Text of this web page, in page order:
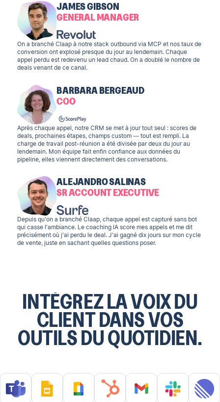
JAMES GIBSON
GENERAL MANAGER
On a branché Claap à notre stack outbound via MCP et nos taux de
conversion ont explosé presque du jour au lendemain. Chaque
appel perdu est redevenu un lead chaud. On a doublé le nombre de
deals venant de ce canal.
BARBARA BERGEAUD
COO
Après chaque appel, notre CRM se met à jour tout seul : scores de
deals, prochaines étapes, champs custom — tout est rempli. La
charge de travail post-réunion a été divisée par deux du jour au
lendemain. Mon équipe fait enfin confiance aux données du
pipeline, elles viennent directement des conversations.
ALEJANDRO SALINAS
SR ACCOUNT EXECUTIVE
Depuis qu'on a branché Claap, chaque appel est capturé sans bot
qui casse l'ambiance. Le coaching IA score mes appels et me dit
précisément où j'ai perdu le deal. J'ai gagné dix jours sur mon cycle
de vente, juste en sachant quelles questions poser.
INTÉGREZ LA VOIX DU
CLIENT DANS VOS
OUTILS DU QUOTIDIEN.